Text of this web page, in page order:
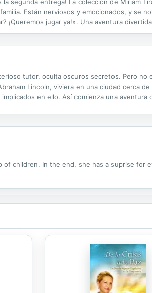
Están nerviosos y emocionados, y se
¡Queremos jugar ya!». Una aventura
completamente identificados....
tutor, oculta oscuros secretos. Pero no
Lincoln, viviera en una ciudad cerca
en ello. Así comienza una aventura
children. In the end, she has a suprise for